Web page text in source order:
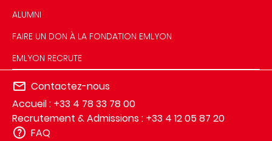
ALUMNI
FAIRE UN DON À LA FONDATION EMLYON
EMLYON RECRUTE
Contactez-nous
Accueil : +33 4 78 33 78 00
Recrutement & Admissions : +33 4 12 05 87 20
FAQ